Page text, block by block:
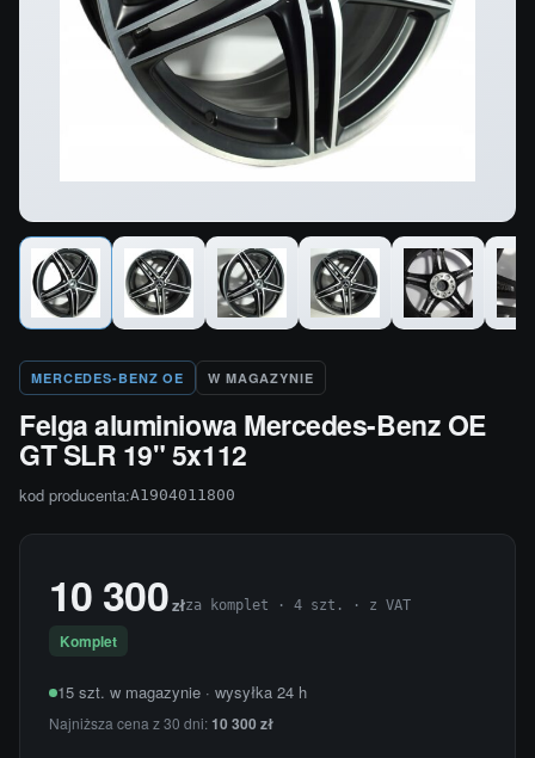
MERCEDES-BENZ OE W MAGAZYNIE
Felga aluminiowa Mercedes-Benz OE
GT SLR 19" 5x112
kod producenta:A1904011800
10 300złza komplet · 4 szt. · z VAT
Komplet
15 szt. w magazynie · wysyłka 24 h
Najniższa cena z 30 dni:10 300 zł